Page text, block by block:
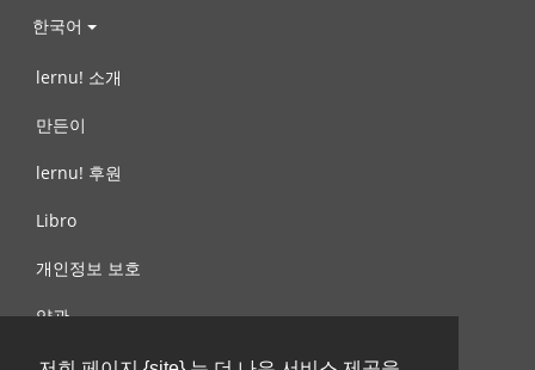
한국어
lernu! 소개
만든이
lernu! 후원
Libro
개인정보 보호
약관
제안, 문의